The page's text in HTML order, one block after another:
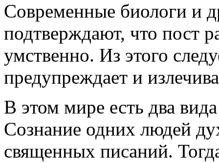
Современные биологи и
подтверждают, что пост
умственно. Из этого
предупреждает и
В этом мире есть два
Сознание одних людей
священных писаний.